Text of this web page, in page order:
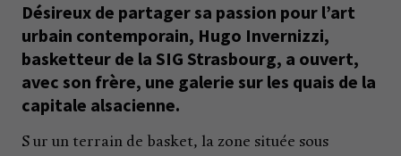
Désireux de partager sa passion pour l’art
urbain contemporain, Hugo Invernizzi,
basketteur de la SIG Strasbourg, a ouvert,
avec son frère, une galerie sur les quais de la
capitale alsacienne.
S ur un terrain de basket, la zone située sous